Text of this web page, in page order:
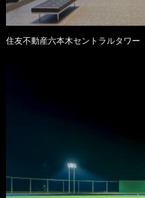
住友不動産六本木セントラルタワー